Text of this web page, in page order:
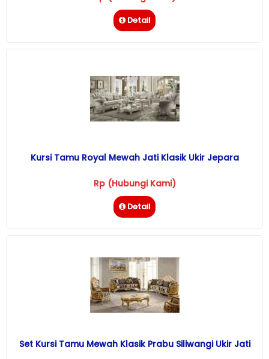
Detail
Kursi Tamu Royal Mewah Jati Klasik Ukir Jepara
Rp (Hubungi Kami)
Detail
Set Kursi Tamu Mewah Klasik Prabu Siliwangi Ukir Jati